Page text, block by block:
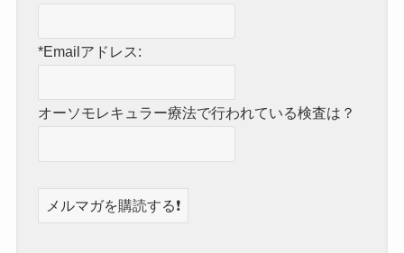
*Emailアドレス:
オーソモレキュラー療法で行われている検査は？